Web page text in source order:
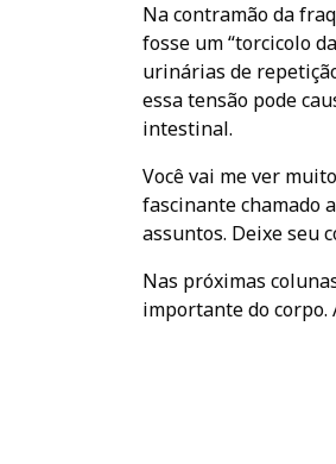
Na contramão da
fosse um “torcicolo
urinárias de
essa tensão pode
intestinal.
Você vai me ver
fascinante chamado
assuntos. Deixe seu
Nas próximas
importante do corpo.